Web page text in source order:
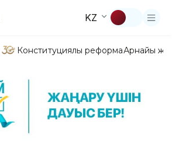
KZ
Конституциялық реформаАрнайы